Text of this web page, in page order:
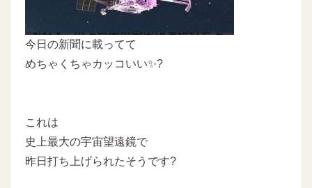
今日の新聞に載ってて
めちゃくちゃカッコいい✨?
これは
史上最大の宇宙望遠鏡で
昨日打ち上げられたそうです?